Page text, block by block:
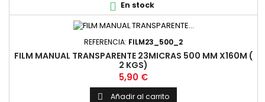
 En stock
REFERENCIA: FILM23_500_2
FILM MANUAL TRANSPARENTE 23MICRAS 500 MM X160M (
2 KGS)
Precio
5,90 €
 Añadir al carrito